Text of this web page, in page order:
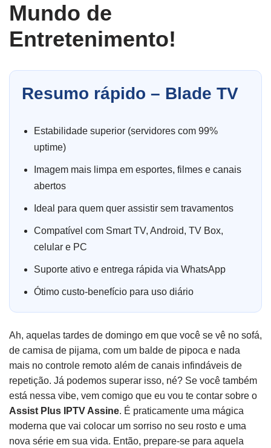
Mundo de
Entretenimento!
Resumo rápido – Blade TV
Estabilidade superior (servidores com 99%
uptime)
Imagem mais limpa em esportes, filmes e canais
abertos
Ideal para quem quer assistir sem travamentos
Compatível com Smart TV, Android, TV Box,
celular e PC
Suporte ativo e entrega rápida via WhatsApp
Ótimo custo-benefício para uso diário
Ah, aquelas tardes de domingo em que você se vê no sofá,
de camisa de pijama, com um balde de pipoca e nada
mais no controle remoto além de canais infindáveis de
repetição. Já podemos superar isso, né? Se você também
está nessa vibe, vem comigo que eu vou te contar sobre o
Assist Plus IPTV Assine. É praticamente uma mágica
moderna que vai colocar um sorriso no seu rosto e uma
nova série em sua vida. Então, prepare-se para aquela